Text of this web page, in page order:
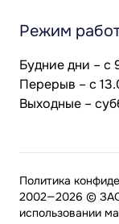
Режим
Будние дни – с
Перерыв – с
Выходные –
2002—2026 © ЗАО
использовании
Политика